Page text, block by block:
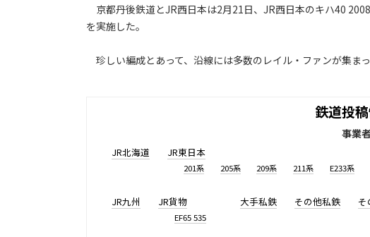
京都丹後鉄道とJR西日本は2月21日、JR西日本のキハ40
を実施した。
珍しい編成とあって、沿線には多数のレイル・ファンが集まっ
鉄道投
事業
JR北海道 JR東日本
201系 205系 209系 211系 E233系
JR九州 JR貨物
EF65 535
大手私鉄 その他私鉄 そ